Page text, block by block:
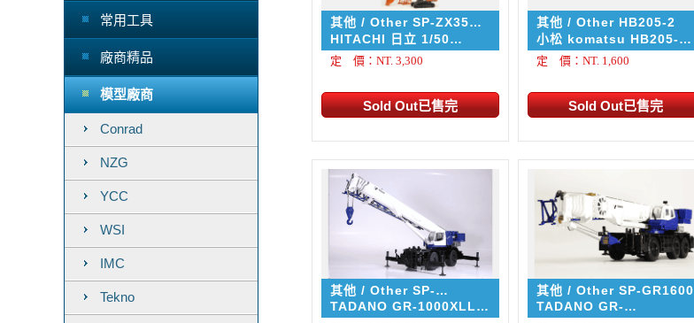
常用工具
廠商精品
模型廠商
Conrad
NZG
YCC
WSI
IMC
Tekno
其他 / Other SP-ZX350
LCK
HITACHI 日立 1/50
ZX350 LCK
定 價：NT. 3,300
其他 / Other HB205-2
小松 komatsu HB205-2
怪手 挖土機 1:50
定 價：NT. 1,600
其他 / Other SP-
GR1000XLL
TADANO GR-1000XLL-
其他 / Other SP-GR1600
TADANO GR-